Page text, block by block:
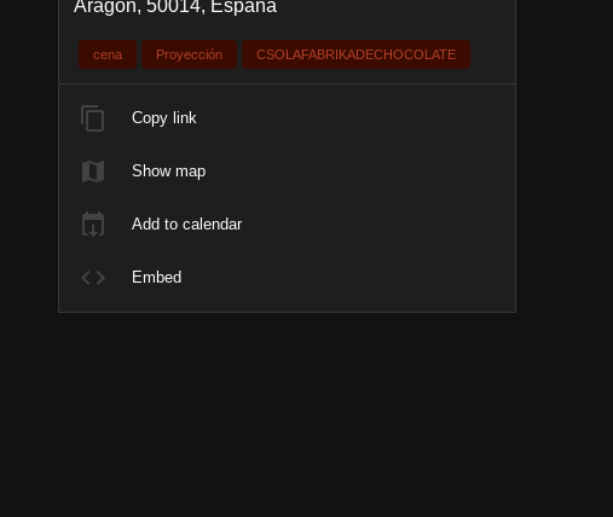
Aragón, 50014, España
cena Proyección CSOLAFABRIKADECHOCOLATE
Copy link
Show map
Add to calendar
Embed